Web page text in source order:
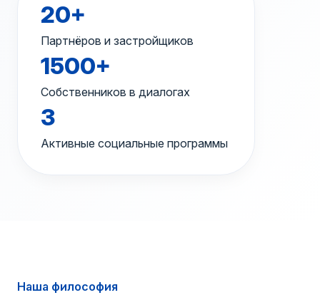
20+
Партнёров и застройщиков
1500+
Собственников в диалогах
3
Активные социальные программы
Наша философия